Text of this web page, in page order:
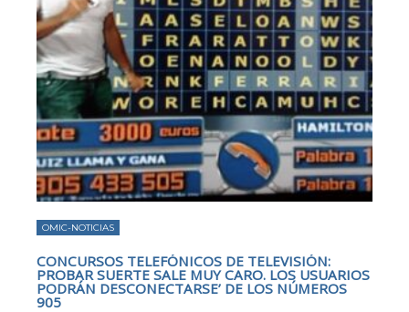
OMIC-NOTICIAS
CONCURSOS TELEFÓNICOS DE TELEVISIÓN:
PROBAR SUERTE SALE MUY CARO. LOS USUARIOS
PODRÁN DESCONECTARSE’ DE LOS NÚMEROS
905